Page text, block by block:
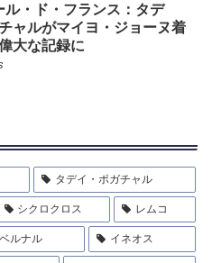
ル・ド・フランス：タデ
ャルがマイヨ・ジョーヌ着
大な記録に
タデイ・ポガチャル
シクロクロス レムコ
ルナル イネオス